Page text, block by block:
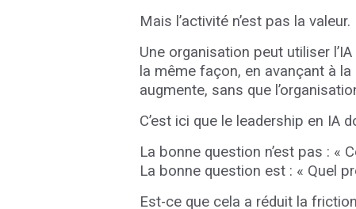
Mais l’activité n’est pas la valeur.
Une organisation peut utiliser
la même façon, en avançant à
augmente, sans que
C’est ici que le leadership en IA
La bonne question n’est pas : «
La bonne question est : « Quel
Est-ce que cela a réduit la